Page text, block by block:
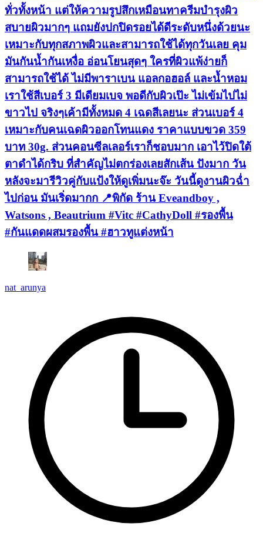
ทั่วทั้งหน้า แต่ให้ความรูปสึกเหมือนทาครีมบำรุงผิว
สบายผิวมากๆ แถมยังปกปิดรอยได้ดีระดับหนึ่งด้วยนะ
เหมาะกับทุกสภาพผิวและสามารถใช้ได้ทุกวันเลย คุม
มันกันน้ำกันเหงื่อ อ่อนโยนสุดๆ ใครที่ผิวแพ้ง่ายก็
สามารถใช้ได้ ไม่มีพาราเบน แอลกอฮอล์ และน้ำหอม
เราใช้สีเบอร์ 3 มีเดียมเบจ พอดีกับผิวเป๊ะ ไม่เข้มไปไม่
ขาวไป จริงๆเค้ามีทั้งหมด 4 เฉดสีเลยนะ ส่วนเบอร์ 4
เหมาะกับคนเฉดผิวออกโทนแดง ราคาแบบขวด 359
บาท 30g. ส่วนคอนซีลเลอร์เราก็ชอบมาก เอาไว้ปิดใต้
ตาดำได้กริบ ที่สำคัญไม่ตกร่องเลยสักเส้น ปังมาก วัน
หลังจะมารีวิวคู่กับแป้งให้ดูเพิ่มนะจ๊ะ วันนี้ดูงานผิวฉ่ำ
ไปก่อน มันเริ่ดมากก 📍พิกัด ร้าน Eveandboy ,
Watsons , Beautrium #Vitc #CathyDoll #รองพื้น
#กันแดดผสมรองพื้น #ฮาวทูแต่งหน้า
nat_arunya